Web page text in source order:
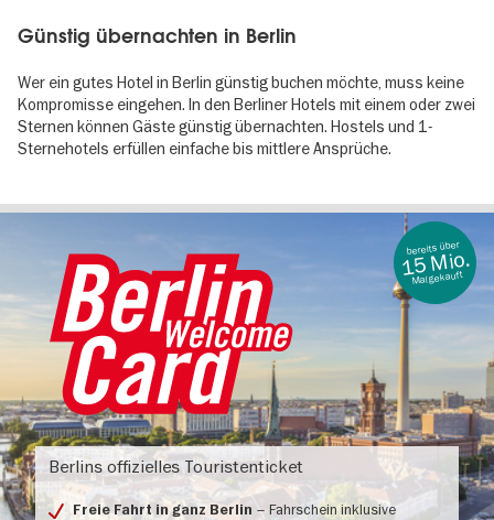
Günstig übernachten in Berlin
Wer ein gutes Hotel in Berlin günstig buchen möchte, muss keine
Kompromisse eingehen. In den Berliner Hotels mit einem oder zwei
Sternen können Gäste günstig übernachten. Hostels und 1-
Sternehotels erfüllen einfache bis mittlere Ansprüche.
Berlin
Welcome
Card
-
allgemein
Berlins offizielles Touristenticket
Freie Fahrt in ganz Berlin – Fahrschein inklusive
bereits über
15 Mio.
Mal gekauft